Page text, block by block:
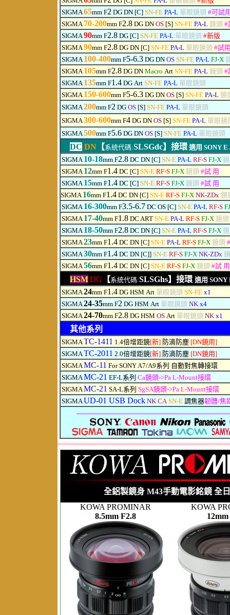
SIGMA65mm F2 DG DN [C] SN-FEPA-L單眼鏡頭 #可試
SIGMA70-200mm F2.8 DG DNOS [S] SN-FEPA-L鏡頭 #
SIGMA90mm F2.8 DG [C] SN-FEPA-L單眼鏡頭#新版
SIGMA90mm F2.8 DG DN [C] SN-FEPA-L單眼鏡頭 #試
SIGMA100-400mm F5-6.3 DG DN OS SN-FEPA-L FJ-X
SIGMA105mm F2.8 DG DN Macro Art SN-FEPA-L鏡頭 #
SIGMA135mm F1.4 DG Art SN-FEPA-L單眼鏡頭
SIGMA150-600mm F5-6.3 DG DN OS [S] SN-FEPA-L鏡
SIGMA200mm F2 DG OS [S] SN-FEPA-L單眼鏡頭
SIGMA300-600mm F4 DG DN OS [S] SN-FEPA-L單眼鏡
SIGMA500mm F5.6 DG DN OS [S] SN-FEPA-L單眼鏡頭
DC DN【系統代碼:SLSGdc】 接環 適用 SONY E
SIGMA10-18mm F2.8 DC DN [C] SN-EPA-L RF-SFJ-X
SIGMA12mm F1.4 DC [C] SN-E RF-SFJ-X 鏡頭 #試 用
SIGMA15mm F1.4 DC [C] SN-E RF-SFJ-X 鏡頭 #試 用
SIGMA16mm F1.4 DC DN [C] SN-E RF-S FJ-X NK-ZDx 鏡
SIGMA16-300mm F3.5-6.7 DC OS [C] SN-EPA-L RF-S
SIGMA17-40mm F1.8 DC ART SN-EPA-L RF-SFJ-X 鏡頭
SIGMA18-50mm F2.8 DC DN [C] SN-EPA-L RF-SFJ-X
SIGMA23mm F1.4 DC DN [C]SN-EPA-L RF-SFJ-X 鏡頭 #
SIGMA30mm F1.4 DC DN [C]] SN-E RF-SFJ-X NK-ZDx
SIGMA56mm F1.4 DC DN [C] SN-E RF-SFJ-X 鏡頭 #試 用
HSM DG 【系統代碼:SLSGhs】接環 適用 SONY
SIGMA24mm F1.4 DG HSM Art 單眼鏡頭SN-FE x1
SIGMA24-35mm F2 DG HSM Art 單眼鏡頭 NK x4
SIGMA24-70mm F2.8 DG HSM OS Art 單眼鏡頭 NK x1
其他系列
SIGMATC-1411 1.4倍增距鏡[新]防滴防塵 [DN鏡用]
SIGMATC-2011 2.0倍增距鏡[新] 防滴防塵 [DN鏡用]
SIGMAMC-11 For SONY A7/A9系列 自動對焦轉接環
SIGMAMC-21 EF-L系列 Ca鏡頭->Pa L-Mount接環
SIGMAMC-21 SA-L系列 SgSA鏡頭->Pa L-Mount接環
SIGMAUD-01 USB Dock NK CA SN-E 調焦器韌體/焦
全鋁製鏡身 M43手動電影銘鏡 全
KOWA PROMINAR
8.5mm F2.8
KOWA